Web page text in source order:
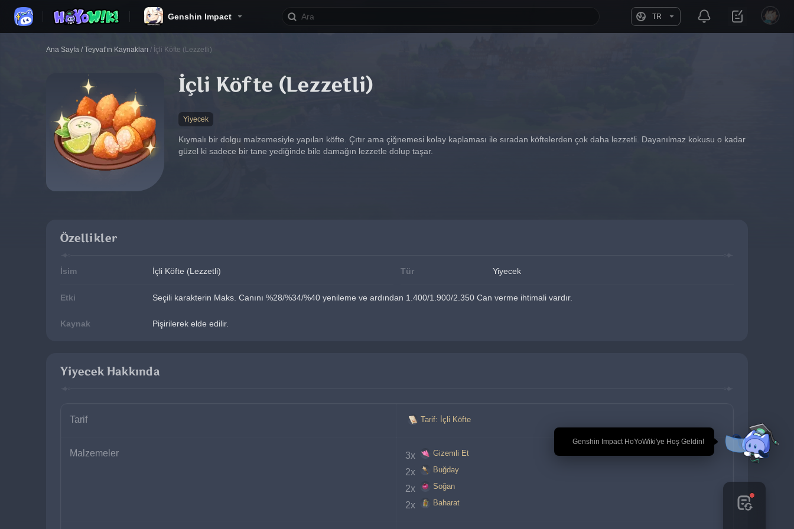
Genshin Impact TR
🎉 Genshin Impact HoYoWiki'ye Hoş Geldin!
Ana Sayfa / Teyvat'ın Kaynakları / İçli Köfte (Lezzetli)
İçli Köfte (Lezzetli)
Yiyecek
Kıymalı bir dolgu malzemesiyle yapılan köfte. Çıtır ama çiğnemesi kolay kaplaması ile sıradan köftelerden çok daha lezzetli. Dayanılmaz kokusu o kadar
güzel ki sadece bir tane yediğinde bile damağın lezzetle dolup taşar.
Özellikler
İsim İçli Köfte (Lezzetli) Tür Yiyecek
Etki Seçili karakterin Maks. Canını %28/%34/%40 yenileme ve ardından 1.400/1.900/2.350 Can verme ihtimali vardır.
Kaynak Pişirilerek elde edilir.
Yiyecek Hakkında
Tarif Tarif: İçli Köfte
Malzemeler 3x Gizemli Et
2x Buğday
2x Soğan
2x Baharat